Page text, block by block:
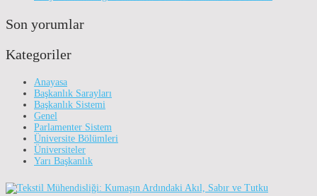
Son yorumlar
Kategoriler
Anayasa
Başkanlık Sarayları
Başkanlık Sistemi
Genel
Parlamenter Sistem
Üniversite Bölümleri
Üniversiteler
Yarı Başkanlık